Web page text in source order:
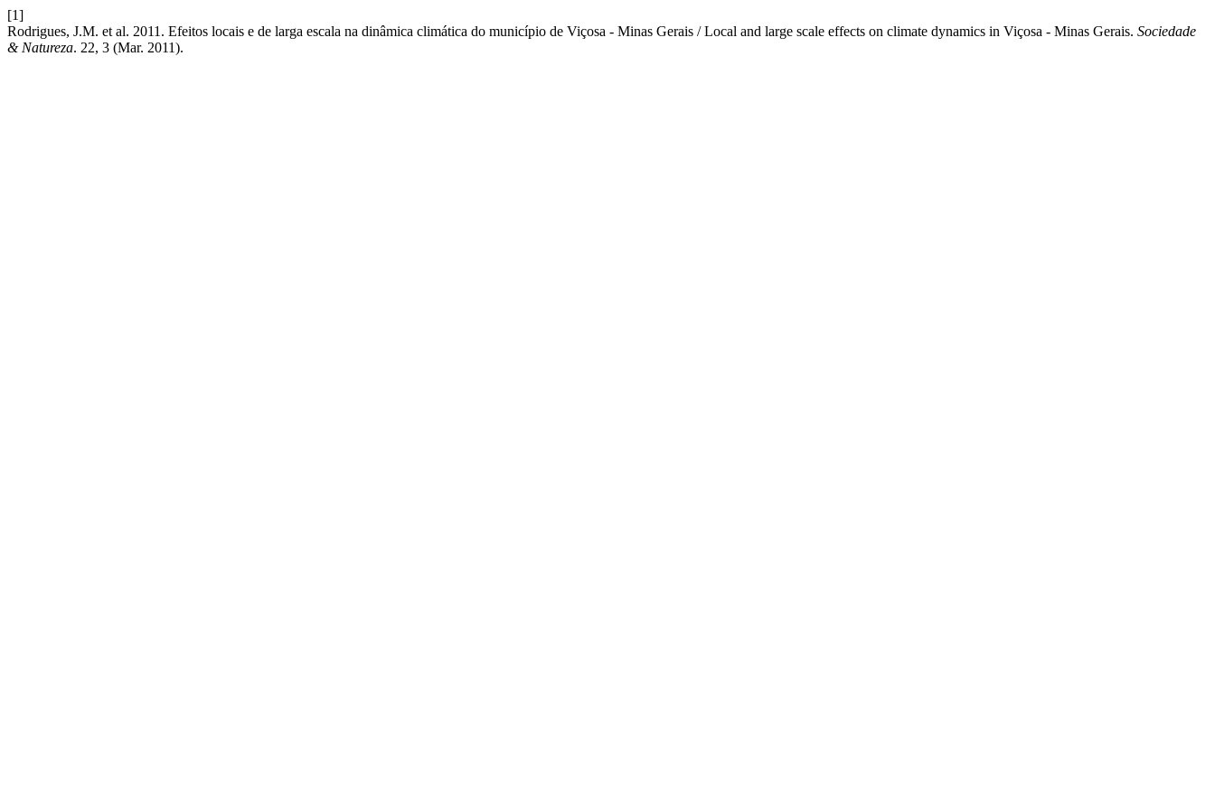
[1]
Rodrigues, J.M. et al. 2011. Efeitos locais e de larga escala na dinâmica climática do município de Viçosa - Minas Gerais / Local and large scale effects on climate dynamics in Viçosa - Minas Gerais. Sociedade
& Natureza. 22, 3 (Mar. 2011).